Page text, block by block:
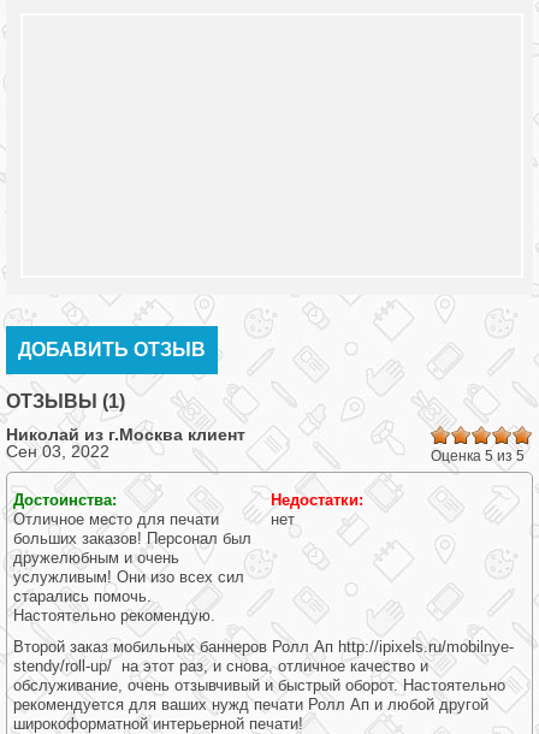
ДОБАВИТЬ ОТЗЫВ
ОТЗЫВЫ (1)
Оценка 5 из 5
Николай из г.Москва клиент
Сен 03, 2022
Достоинства:
Отличное место для печати
больших заказов! Персонал был
дружелюбным и очень
услужливым! Они изо всех сил
старались помочь.
Настоятельно рекомендую.
Недостатки:
нет
Второй заказ мобильных баннеров Ролл Ап http://ipixels.ru/mobilnye-
stendy/roll-up/ на этот раз, и снова, отличное качество и
обслуживание, очень отзывчивый и быстрый оборот. Настоятельно
рекомендуется для ваших нужд печати Ролл Ап и любой другой
широкоформатной интерьерной печати!